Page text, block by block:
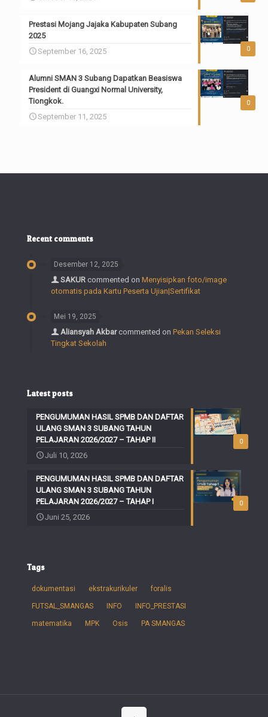
0
Prestasi Mojang Jajaka Kabupaten Subang
2025
September 16, 2025
0
Alumni SMAN 3 Subang Dapatkan Beasiswa
President di Guangxi Normal University,
Tiongkok.
September 11, 2025
Recent comments
Desember 12, 2025
SAKUR commented on Menyisipkan foto/image
otomatis pada Kartu Peserta Ujian|Sertifikat
Mei 19, 2025
Aliansyah Akbarcommented on Pekan Seleksi
Tingkat Sekolah
Latest posts
0
PENGUMUMAN HASIL SPMB DAN DAFTAR
ULANG SMAN 3 SUBANG TAHUN
PELAJARAN 2026/2027 – TAHAP II
Juli 10, 2026
0
PENGUMUMAN HASIL SPMB DAN DAFTAR
ULANG SMAN 3 SUBANG TAHUN
PELAJARAN 2026/2027 – TAHAP I
Juni 25, 2026
Tags
dokumentasi ekstrakurikuler foralis
FUTSAL_SMANGAS INFO INFO_PRESTASI
matematika MPK Osis PA SMANGAS